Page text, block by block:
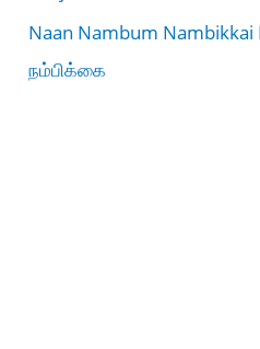
Naan Nambum Nambikkai
நம்பிக்கை